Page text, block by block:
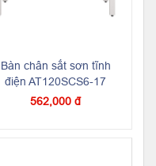
Bàn chân sắt sơn tĩnh
điện AT120SCS6-17
562,000 đ